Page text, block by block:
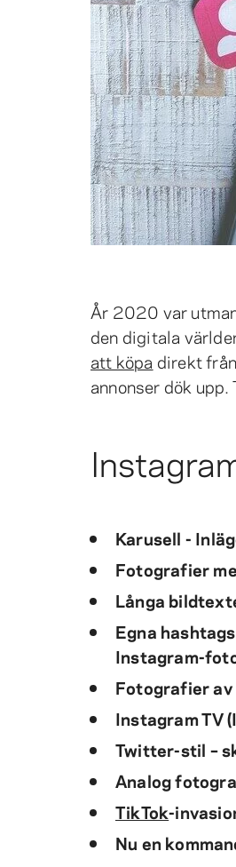
År 2020 var
den digitala
att köpa direkt
annonser dök
Karusell -
Fotografier
Långa
Egna
Instagram-
Fotografier
Instagram TV
Twitter-stil –
Analog
TikTok-
Nu en